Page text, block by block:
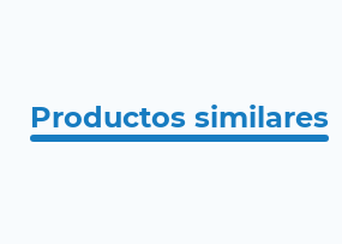
Productos similares